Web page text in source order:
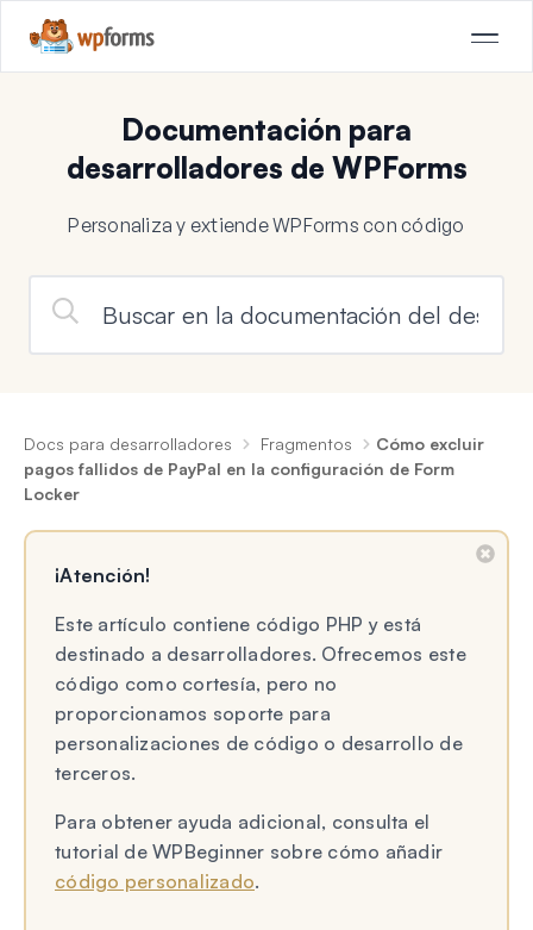
Documentación para
desarrolladores de WPForms
Personaliza y extiende WPForms con código
Docs para desarrolladores Fragmentos
Cómo excluir
pagos fallidos de PayPal en la configuración de Form
Locker
¡Atención!
Este artículo contiene código PHP y está
destinado a desarrolladores. Ofrecemos este
código como cortesía, pero no
proporcionamos soporte para
personalizaciones de código o desarrollo de
terceros.
Para obtener ayuda adicional, consulta el
tutorial de WPBeginner sobre cómo añadir
código personalizado.